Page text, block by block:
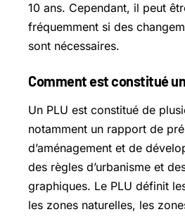
10 ans. Cependant, il peut
fréquemment si des
sont nécessaires.
Comment est constitué
Un PLU est constitué de
notamment un rapport de
d’aménagement et de
des règles d’urbanisme et
graphiques. Le PLU définit
les zones naturelles, les